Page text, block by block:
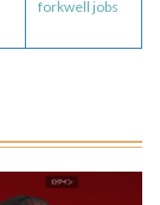
forkwell jobs